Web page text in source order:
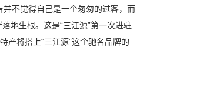
并不觉得自己是一个匆匆的过客，而
地生根。这是“三江源”第一次进驻
产将搭上“三江源”这个驰名品牌的